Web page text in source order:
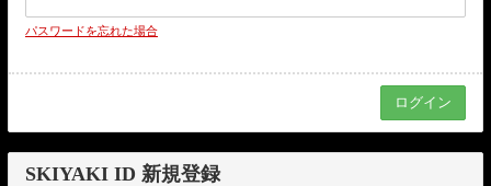
パスワードを忘れた場合
SKIYAKI ID 新規登録